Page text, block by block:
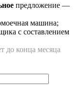
предложение —
машина;
с составлением
до конца месяца